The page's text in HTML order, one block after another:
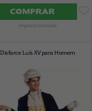
COMPRAR
Imposto Incluído
Disfarce Luís XV para Homem